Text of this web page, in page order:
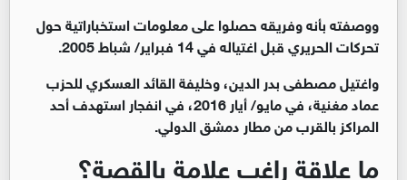
ووصفته بأنه وفريقه حصلوا على معلومات استخباراتية حول
تحركات الحريري قبل اغتياله في 14 فبراير/ شباط 2005.
واغتيل مصطفى بدر الدين، وخليفة القائد العسكري للحزب
عماد مغنية، في مايو/ أيار 2016، في انفجار استهدف أحد
المراكز بالقرب من مطار دمشق الدولي.
ما علاقة راغب علامة بالقصة؟